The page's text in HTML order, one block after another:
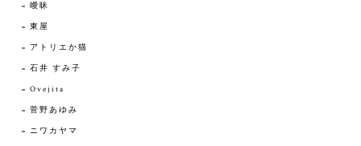
曖昧
東屋
アトリエか猫
石井 すみ子
Ovejita
菅野あゆみ
ニワカヤマ